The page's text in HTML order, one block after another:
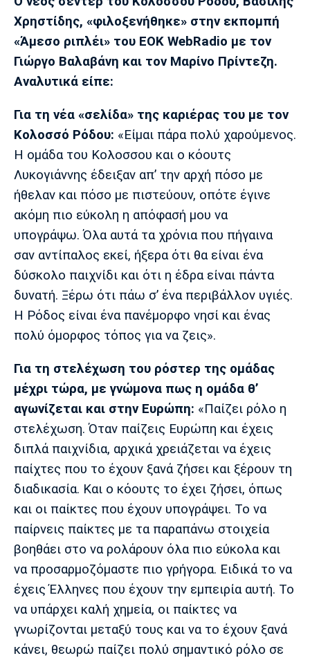
Πολιτισμός
Τραγούδια
Cine Spot
Media
Παρασκήνιο
Πρόγραμμα TV
Ιωνικός Κηφισιά Πανσερραϊκός
Μπαρτσελόνα
Ρεάλ
Ατλέτικο
Μάντσεστερ
Τσέλσι Άρσεναλ
Λίβερπουλ
Μάντσεστερ
Γιουβέντους
Ίντερ Μίλαν Μπάγερν
Μπορούσια
Ντόρτμουντ
Παρί Σεν
Ζερμέν
Μαρσέιγ
Ερυθρός
Αστέρας
Πόρτο
Χρηστίδης, «φιλοξενήθηκε» στην εκπομπή
«Άμεσο ριπλέι» του ΕΟΚ WebRadio με τον
Γιώργο Βαλαβάνη και τον Μαρίνο Πρίντεζη.
Αναλυτικά είπε:
Για τη νέα «σελίδα» της καριέρας του με τον
Κολοσσό Ρόδου: «Είμαι πάρα πολύ χαρούμενος.
Η ομάδα του Κολοσσου και ο κόουτς
Λυκογιάννης έδειξαν απ’ την αρχή πόσο με
ήθελαν και πόσο με πιστεύουν, οπότε έγινε
ακόμη πιο εύκολη η απόφασή μου να
υπογράψω. Όλα αυτά τα χρόνια που πήγαινα
σαν αντίπαλος εκεί, ήξερα ότι θα είναι ένα
δύσκολο παιχνίδι και ότι η έδρα είναι πάντα
δυνατή. Ξέρω ότι πάω σ’ ένα περιβάλλον υγιές.
Η Ρόδος είναι ένα πανέμορφο νησί και ένας
πολύ όμορφος τόπος για να ζεις».
Για τη στελέχωση του ρόστερ της ομάδας
μέχρι τώρα, με γνώμονα πως η ομάδα θ’
αγωνίζεται και στην Ευρώπη: «Παίζει ρόλο η
στελέχωση. Όταν παίζεις Ευρώπη και έχεις
διπλά παιχνίδια, αρχικά χρειάζεται να έχεις
παίχτες που το έχουν ξανά ζήσει και ξέρουν τη
διαδικασία. Και ο κόουτς το έχει ζήσει, όπως
και οι παίκτες που έχουν υπογράψει. Το να
παίρνεις παίκτες με τα παραπάνω στοιχεία
βοηθάει στο να ρολάρουν όλα πιο εύκολα και
να προσαρμοζόμαστε πιο γρήγορα. Ειδικά το να
έχεις Έλληνες που έχουν την εμπειρία αυτή. Το
να υπάρχει καλή χημεία, οι παίκτες να
γνωρίζονται μεταξύ τους και να το έχουν ξανά
κάνει, θεωρώ παίζει πολύ σημαντικό ρόλο σε